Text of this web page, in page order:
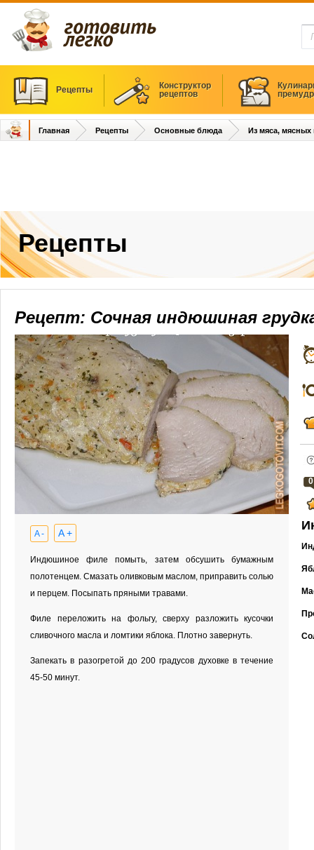
Рецепты
Конструктор
рецептов
Главная Рецепты Основные блюда Из мяса, мясных
Рецепты
Рецепт: Сочная индюшиная
A - A +
Индюшиное филе помыть, затем обсушить бумажным
полотенцем. Смазать оливковым маслом, приправить солью
и перцем. Посыпать пряными травами.
Филе переложить на фольгу, сверху разложить кусочки
сливочного масла и ломтики яблока. Плотно завернуть.
Запекать в разогретой до 200 градусов духовке в течение
45-50 минут.
0